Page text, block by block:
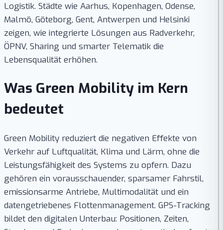
Logistik. Städte wie Aarhus, Kopenhagen, Odense,
Malmö, Göteborg, Gent, Antwerpen und Helsinki
zeigen, wie integrierte Lösungen aus Radverkehr,
ÖPNV, Sharing und smarter Telematik die
Lebensqualität erhöhen.
Was Green Mobility im Kern
bedeutet
Green Mobility reduziert die negativen Effekte von
Verkehr auf Luftqualität, Klima und Lärm, ohne die
Leistungsfähigkeit des Systems zu opfern. Dazu
gehören ein vorausschauender, sparsamer Fahrstil,
emissionsarme Antriebe, Multimodalität und ein
datengetriebenes Flottenmanagement. GPS-Tracking
bildet den digitalen Unterbau: Positionen, Zeiten,